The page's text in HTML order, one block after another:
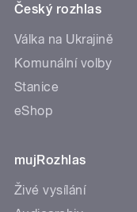
Český rozhlas
Válka na Ukrajině
Komunální volby
Stanice
eShop
mujRozhlas
Živé vysílání